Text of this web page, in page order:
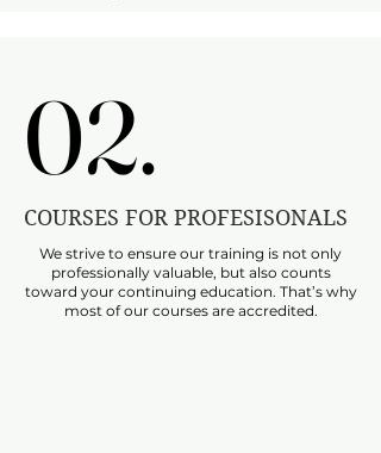
02.
02.
COURSES FOR PROFESISONALS
We strive to ensure our training is not only
professionally valuable, but also counts
toward your continuing education. That’s why
most of our courses are accredited.